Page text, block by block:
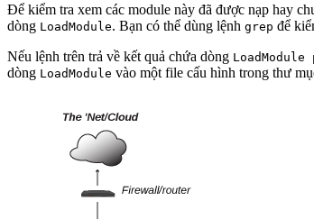
Để kiểm tra xem các module này đã được nạp hay
dòng LoadModule. Bạn có thể dùng lệnh grep để
Nếu lệnh trên trả về kết quả chứa dòng
dòng LoadModule vào một file cấu hình trong thư